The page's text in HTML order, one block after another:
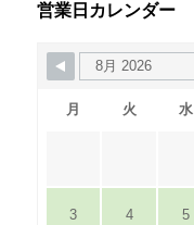
営業日カレンダー
月 火 水
3 4 5